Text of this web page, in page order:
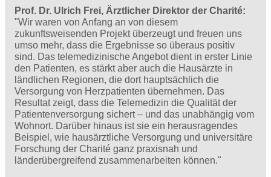
Prof. Dr. Ulrich Frei, Ärztlicher Direktor der Charité:
"Wir waren von Anfang an von diesem
zukunftsweisenden Projekt überzeugt und freuen uns
umso mehr, dass die Ergebnisse so überaus positiv
sind. Das telemedizinische Angebot dient in erster Linie
den Patienten, es stärkt aber auch die Hausärzte in
ländlichen Regionen, die dort hauptsächlich die
Versorgung von Herzpatienten übernehmen. Das
Resultat zeigt, dass die Telemedizin die Qualität der
Patientenversorgung sichert – und das unabhängig vom
Wohnort. Darüber hinaus ist sie ein herausragendes
Beispiel, wie hausärztliche Versorgung und universitäre
Forschung der Charité ganz praxisnah und
länderübergreifend zusammenarbeiten können."